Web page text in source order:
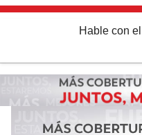
Hable con el